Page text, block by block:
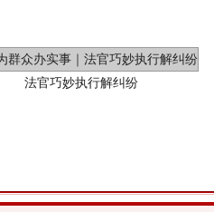
法官巧妙执行解纠纷